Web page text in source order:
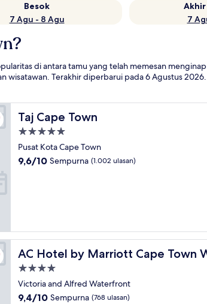
Besok
7 Agu - 8 Agu
7
di antara tamu yang telah memesan
wisatawan. Terakhir diperbarui pada6 Agustus 2026.
Taj Cape Town
Taj Cape Town
Properti
bintang
5.0
Pusat Kota Cape Town
9.6
9,6/10 Sempurna (1.002 ulasan)
AC Hotel by Marriott Cape Town
AC Hotel by Marriott Cape Town
Properti
bintang
4.0
Victoria and Alfred Waterfront
9.4
9,4/10 Sempurna (768 ulasan)